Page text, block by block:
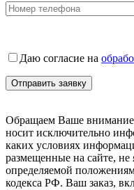
Даю согласие на
Обращаем Ваше внимание
носит исключительно
каких условиях
размещенные на сайте,
определяемой
кодекса РФ. Ваш заказ,